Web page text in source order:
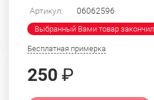
Артикул: 06062596
Выбранный Вами товар
Бесплатная примерка
250 ₽